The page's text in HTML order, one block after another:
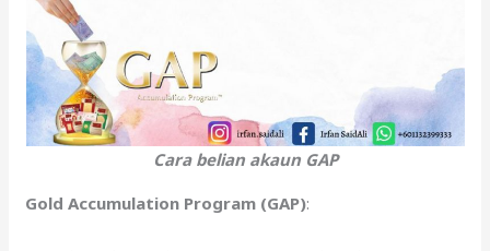
Cara belian akaun GAP
Gold Accumulation Program (GAP):